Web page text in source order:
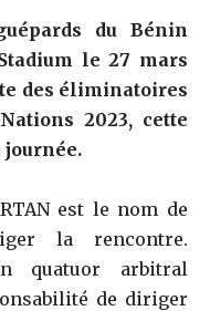
du Bénin
le 27 mars
des éliminatoires
2023, cette
journée.
est le nom de
la rencontre.
quatuor arbitral
de diriger